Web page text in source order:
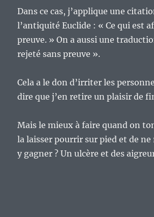
Dans ce cas, j’applique une
l’antiquité Euclide : « Ce qui est
preuve. » On a aussi une
rejeté sans preuve ».
Cela a le don d’irriter les
dire que j’en retire un plaisir de
Mais le mieux à faire quand on
la laisser pourrir sur pied et de
y gagner ? Un ulcère et des